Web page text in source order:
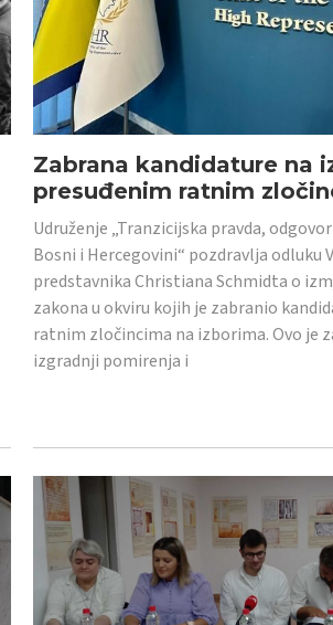
Zabrana kandidature na
presuđenim ratnim
Udruženje „Tranzicijska pravda,
Bosni i Hercegovini“ pozdravlja odluku
predstavnika Christiana Schmidta o
zakona u okviru kojih je zabranio
ratnim zločincima na izborima. Ovo je
izgradnji pomirenja i